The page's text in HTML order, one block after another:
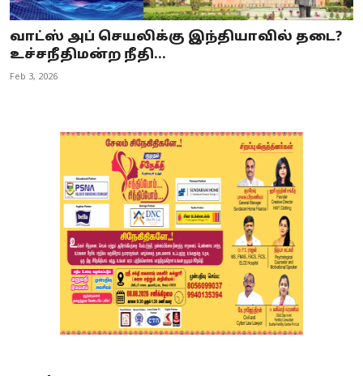
வாட்ஸ் அப் செயலிக்கு இந்தியாவில் தடை?
உச்சநீதிமன்ற நீதி...
Feb 3, 2026